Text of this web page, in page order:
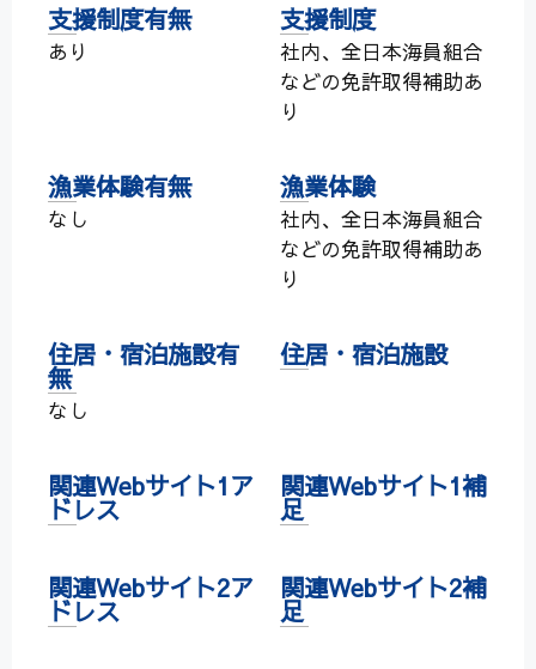
支援制度有無
あり
支援制度
社内、全日本海員組合
などの免許取得補助あ
り
漁業体験有無
なし
漁業体験
社内、全日本海員組合
などの免許取得補助あ
り
住居・宿泊施設有
無
なし
住居・宿泊施設
関連Webサイト1ア
ドレス
関連Webサイト1補
足
関連Webサイト2ア
ドレス
関連Webサイト2補
足